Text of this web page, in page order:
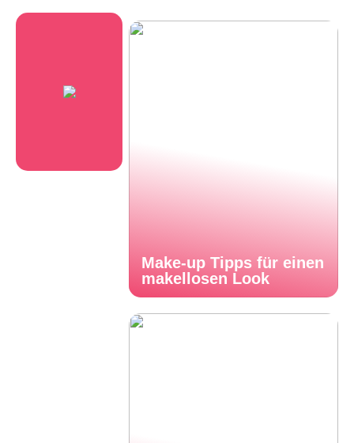
Make-up Tipps für einen
makellosen Look